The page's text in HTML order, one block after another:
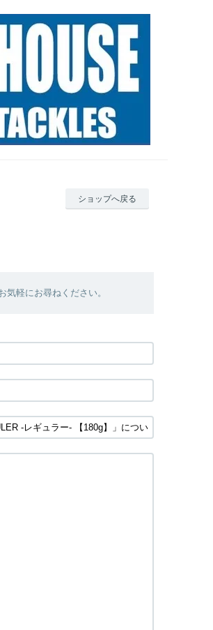
ショップへ戻る
軽にお尋ねください。